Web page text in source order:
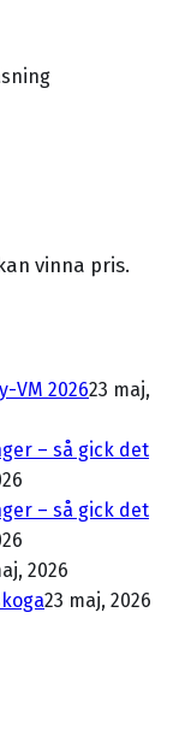
vinna pris.
VM 202623 maj,
– så gick det
– så gick det
2026
23 maj, 2026